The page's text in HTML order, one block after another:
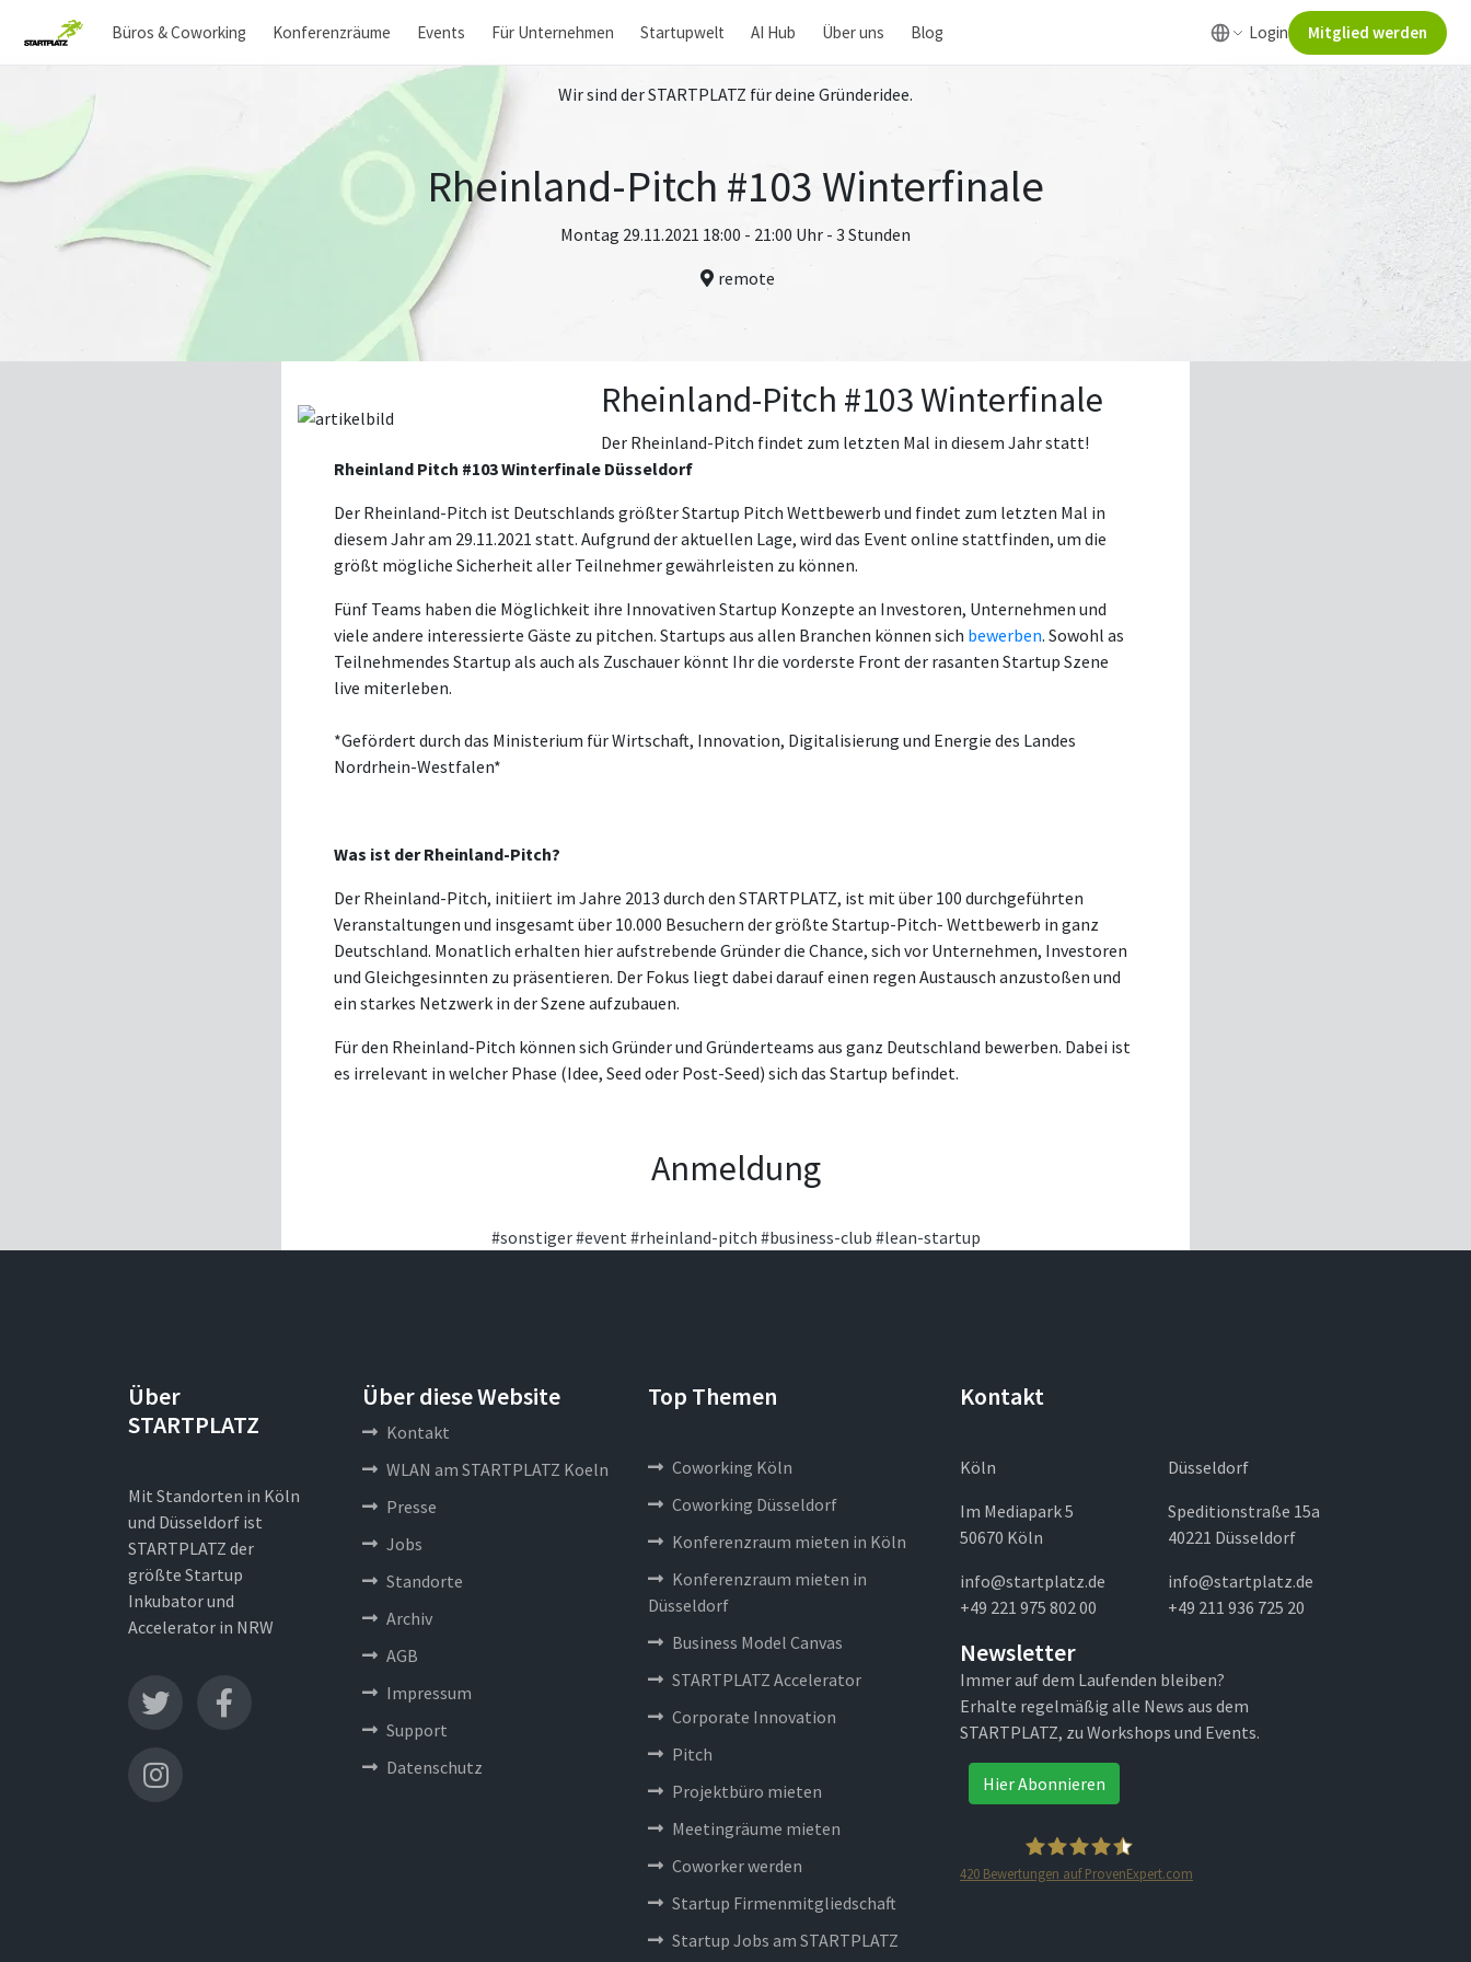
Büros & Coworking Konferenzräume Events Für Unternehmen Startupwelt AI Hub Über uns Blog Login Mitglied werden
Wir sind der STARTPLATZ für deine Gründeridee.
Rheinland-Pitch #103 Winterfinale
Montag 29.11.2021 18:00 - 21:00 Uhr - 3 Stunden
remote
Rheinland-Pitch #103 Winterfinale
Der Rheinland-Pitch findet zum letzten Mal in diesem Jahr statt!
Rheinland Pitch #103 Winterfinale Düsseldorf
Der Rheinland-Pitch ist Deutschlands größter Startup Pitch Wettbewerb und findet zum letzten Mal in
diesem Jahr am 29.11.2021 statt. Aufgrund der aktuellen Lage, wird das Event online stattfinden, um die
größt mögliche Sicherheit aller Teilnehmer gewährleisten zu können.
Fünf Teams haben die Möglichkeit ihre Innovativen Startup Konzepte an Investoren, Unternehmen und
viele andere interessierte Gäste zu pitchen. Startups aus allen Branchen können sich bewerben. Sowohl as
Teilnehmendes Startup als auch als Zuschauer könnt Ihr die vorderste Front der rasanten Startup Szene
live miterleben.
*Gefördert durch das Ministerium für Wirtschaft, Innovation, Digitalisierung und Energie des Landes
Nordrhein-Westfalen*
Was ist der Rheinland-Pitch?
Der Rheinland-Pitch, initiiert im Jahre 2013 durch den STARTPLATZ, ist mit über 100 durchgeführten
Veranstaltungen und insgesamt über 10.000 Besuchern der größte Startup-Pitch- Wettbewerb in ganz
Deutschland. Monatlich erhalten hier aufstrebende Gründer die Chance, sich vor Unternehmen, Investoren
und Gleichgesinnten zu präsentieren. Der Fokus liegt dabei darauf einen regen Austausch anzustoßen und
ein starkes Netzwerk in der Szene aufzubauen.
Für den Rheinland-Pitch können sich Gründer und Gründerteams aus ganz Deutschland bewerben. Dabei ist
es irrelevant in welcher Phase (Idee, Seed oder Post-Seed) sich das Startup befindet.
Anmeldung
#sonstiger#event #rheinland-pitch #business-club #lean-startup
Über
STARTPLATZ
Mit Standorten in Köln
und Düsseldorf ist
STARTPLATZ der
größte Startup
Inkubator und
Accelerator in NRW
Über diese Website
Kontakt
WLAN am STARTPLATZ Koeln
Presse
Jobs
Standorte
Archiv
AGB
Impressum
Support
Datenschutz
Top Themen
Coworking Köln
Coworking Düsseldorf
Konferenzraum mieten in Köln
Konferenzraum mieten in
Düsseldorf
Business Model Canvas
STARTPLATZ Accelerator
Corporate Innovation
Pitch
Projektbüro mieten
Meetingräume mieten
Coworker werden
Startup Firmenmitgliedschaft
Startup Jobs am STARTPLATZ
Kontakt
Köln
Im Mediapark 5
50670 Köln
info@startplatz.de
+49 221 975 802 00
Düsseldorf
Speditionstraße 15a
40221 Düsseldorf
info@startplatz.de
+49 211 936 725 20
Newsletter
Immer auf dem Laufenden bleiben?
Erhalte regelmäßig alle News aus dem
STARTPLATZ, zu Workshops und Events.
Hier Abonnieren
420 Bewertungen auf ProvenExpert.com